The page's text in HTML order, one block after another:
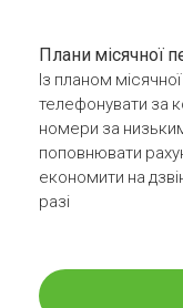
Плани місячної
Із планом
телефонувати за
номери за
поповнювати
економити на
разі